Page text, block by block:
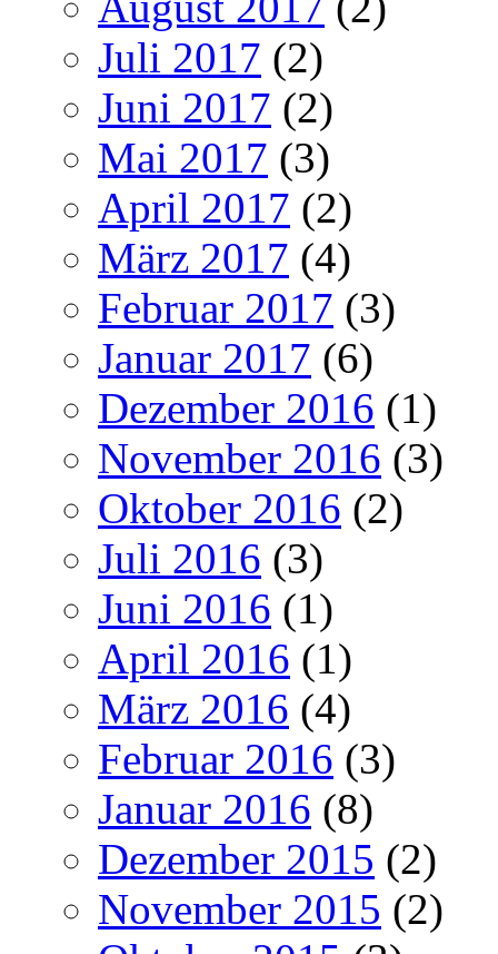
Juli 2017 (2)
Juni 2017 (2)
Mai 2017 (3)
April 2017 (2)
März 2017 (4)
Februar 2017 (3)
Januar 2017 (6)
Dezember 2016 (1)
November 2016 (3)
Oktober 2016 (2)
Juli 2016 (3)
Juni 2016 (1)
April 2016 (1)
März 2016 (4)
Februar 2016 (3)
Januar 2016 (8)
Dezember 2015 (2)
November 2015 (2)